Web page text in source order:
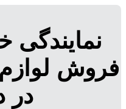
نمایندگی
فروش
در